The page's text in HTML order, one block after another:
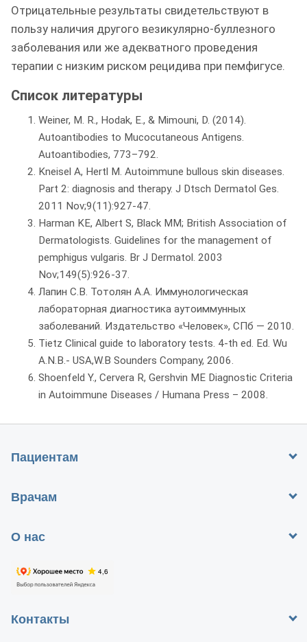
Отрицательные результаты свидетельствуют в
пользу наличия другого везикулярно-буллезного
заболевания или же адекватного проведения
терапии с низким риском рецидива при пемфигусе.
Список литературы
Weiner, M. R., Hodak, E., & Mimouni, D. (2014).
Autoantibodies to Mucocutaneous Antigens.
Autoantibodies, 773–792.
Kneisel A, Hertl M. Autoimmune bullous skin diseases.
Part 2: diagnosis and therapy. J Dtsch Dermatol Ges.
2011 Nov;9(11):927-47.
Harman KE, Albert S, Black MM; British Association of
Dermatologists. Guidelines for the management of
pemphigus vulgaris. Br J Dermatol. 2003
Nov;149(5):926-37.
Лапин С.В. Тотолян А.А. Иммунологическая
лабораторная диагностика аутоиммунных
заболеваний. Издательство «Человек», СПб — 2010.
Tietz Clinical guide to laboratory tests. 4-th ed. Ed. Wu
A.N.B.- USA,W.B Sounders Company, 2006.
Shoenfeld Y., Cervera R, Gershvin ME Diagnostic Criteria
in Autoimmune Diseases / Humana Press – 2008.
Пациентам
Врачам
О нас
Контакты